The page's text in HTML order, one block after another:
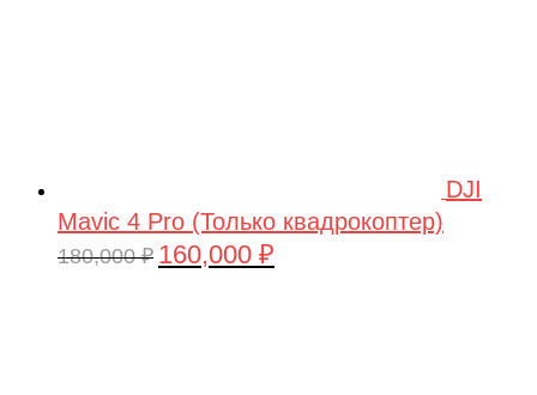
DJI
Mavic 4 Pro (Только квадрокоптер)
180,000₽ Первоначальная
160,000 ₽